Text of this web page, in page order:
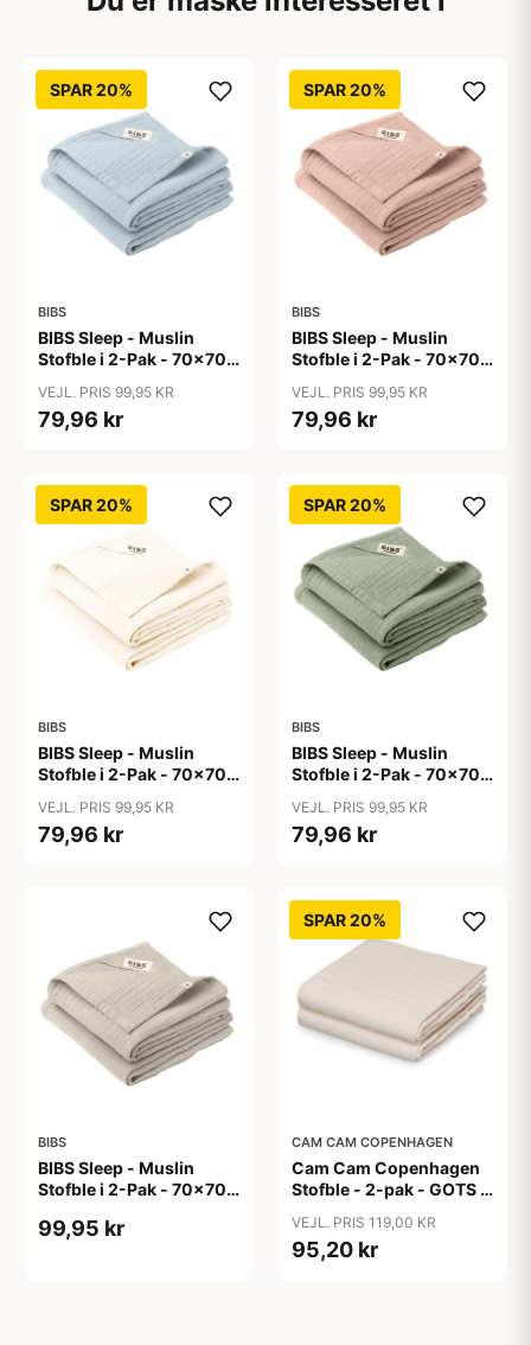
SPAR 20%
BIBS
BIBS Sleep - Muslin
Stofble i 2-Pak - 70x70
VEJL. PRIS 99,95 KR
79,96 kr
SPAR 20%
BIBS
BIBS Sleep - Muslin
Stofble i 2-Pak - 70x70
VEJL. PRIS 99,95 KR
79,96 kr
SPAR 20%
BIBS
BIBS Sleep - Muslin
Stofble i 2-Pak - 70x70
VEJL. PRIS 99,95 KR
79,96 kr
SPAR 20%
BIBS
BIBS Sleep - Muslin
Stofble i 2-Pak - 70x70
VEJL. PRIS 99,95 KR
79,96 kr
BIBS
BIBS Sleep - Muslin
Stofble i 2-Pak - 70x70
99,95 kr
SPAR 20%
CAM CAM COPENHAGEN
Cam Cam Copenhagen
Stofble - 2-pak - GOTS -
VEJL. PRIS 119,00 KR
95,20 kr